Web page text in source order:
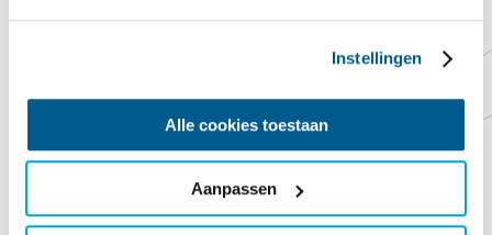
Instellingen
Alle cookies toestaan
Aanpassen